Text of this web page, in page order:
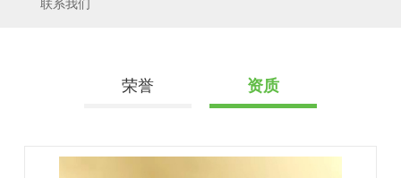
联系我们
荣誉 资质